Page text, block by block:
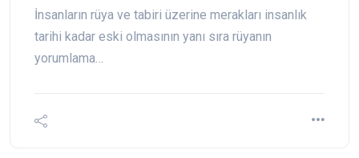
İnsanların rüya ve tabiri üzerine merakları insanlık
tarihi kadar eski olmasının yanı sıra rüyanın
yorumlama…